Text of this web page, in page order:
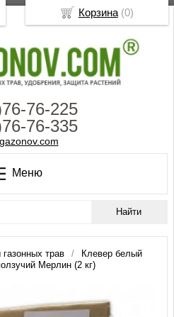
76-225
76-335
Меню
трав
Клевер белый
Мерлин (2 кг)
Корзина(0)